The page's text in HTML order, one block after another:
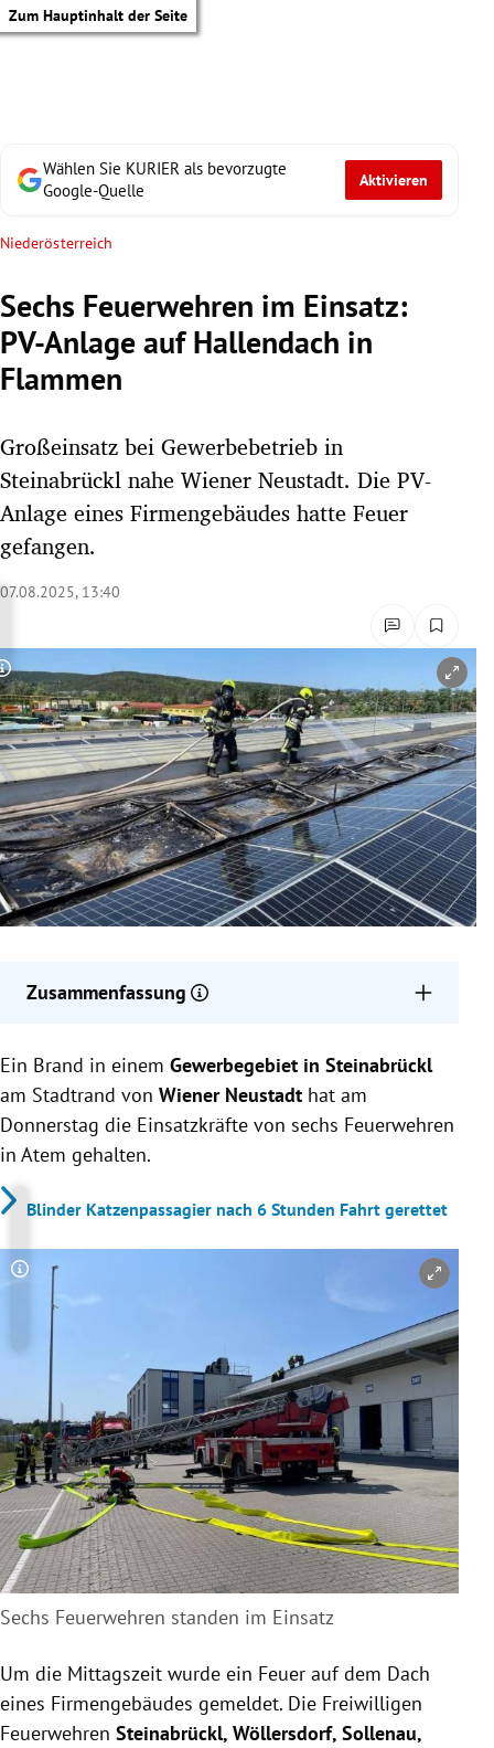
Zum Hauptinhalt der Seite
Untermenü
Untermenü
Untermenü
Untermenü
Untermenü
Untermenü
Wählen Sie KURIER als bevorzugte
Google-Quelle
Aktivieren
Niederösterreich
Sechs Feuerwehren im Einsatz:
PV-Anlage auf Hallendach in
Flammen
Großeinsatz bei Gewerbebetrieb in
Steinabrückl nahe Wiener Neustadt. Die PV-
Anlage eines Firmengebäudes hatte Feuer
gefangen.
07.08.2025, 13:40
Copyright-Hinweis öffnen/schließen
Zusammenfassung
einem Gewerbegebiet in Steinabrückl aus.
Eine Photovoltaik-Anlage auf dem Dach einer
Lagerhalle hatte Feuer gefangen und Kunststoff
begann zu schmelzen.
Das Feuer konnte von den Einsatzkräften rasch
Ein Brand in einem Gewerbegebiet in Steinabrückl
am Stadtrand von Wiener Neustadt hat am
Donnerstag die Einsatzkräfte von sechs Feuerwehren
in Atem gehalten.
Blinder Katzenpassagier nach 6 Stunden Fahrt gerettet
Copyright-Hinweis öffnen/schließen
Sechs Feuerwehren standen im Einsatz
Um die Mittagszeit wurde ein Feuer auf dem Dach
eines Firmengebäudes gemeldet. Die Freiwilligen
Feuerwehren Steinabrückl, Wöllersdorf, Sollenau,